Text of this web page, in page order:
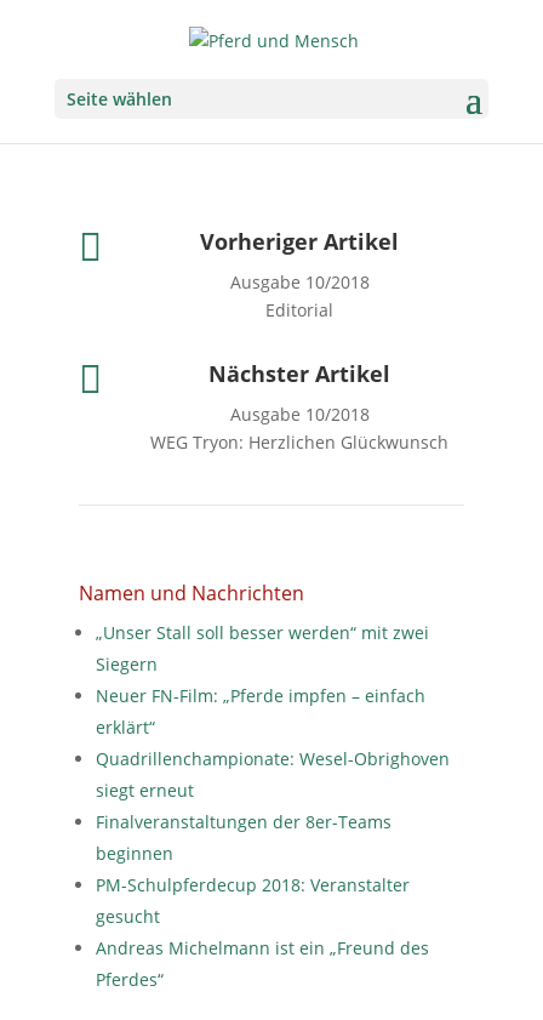
Seite wählen
 Vorheriger Artikel
Ausgabe 10/2018
Editorial
 Nächster Artikel
Ausgabe 10/2018
WEG Tryon: Herzlichen Glückwunsch
Namen und Nachrichten
„Unser Stall soll besser werden“ mit zwei
Siegern
Neuer FN-Film: „Pferde impfen – einfach
erklärt“
Quadrillenchampionate: Wesel-Obrighoven
siegt erneut
Finalveranstaltungen der 8er-Teams
beginnen
PM-Schulpferdecup 2018: Veranstalter
gesucht
Andreas Michelmann ist ein „Freund des
Pferdes“